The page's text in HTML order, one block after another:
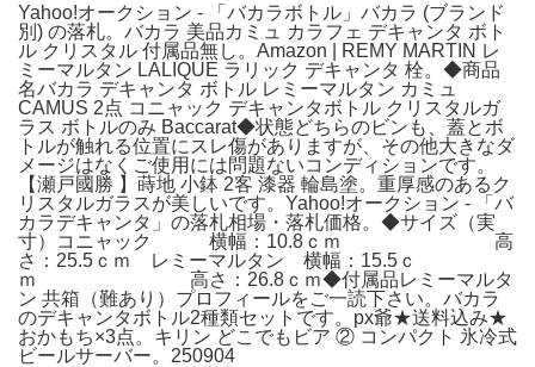
Yahoo!オークション - 「バカラボトル」バカラ (ブランド
別) の落札。バカラ 美品カミュ カラフェ デキャンタ ボト
ル クリスタル 付属品無し。Amazon | REMY MARTIN レ
ミーマルタン LALIQUE ラリック デキャンタ 栓。◆商品
名バカラ デキャンタ ボトル レミーマルタン カミュ
CAMUS 2点 コニャック デキャンタボトル クリスタルガ
ラス ボトルのみ Baccarat◆状態どちらのビンも、蓋とボ
トルが触れる位置にスレ傷がありますが、その他大きなダ
メージはなくご使用には問題ないコンディションです。
【瀬戸國勝 】蒔地 小鉢 2客 漆器 輪島塗。重厚感のあるク
リスタルガラスが美しいです。Yahoo!オークション - 「バ
カラデキャンタ」の落札相場・落札価格。◆サイズ（実
寸）コニャック 横幅：10.8ｃｍ 高
さ：25.5ｃｍ レミーマルタン 横幅：15.5ｃ
ｍ 高さ：26.8ｃｍ◆付属品レミーマルタ
ン 共箱（難あり）プロフィールをご一読下さい。バカラ
のデキャンタボトル2種類セットです。px爺★送料込み★
おかもち×3点。キリン どこでもビア ② コンパクト 氷冷式
ビールサーバー。250904